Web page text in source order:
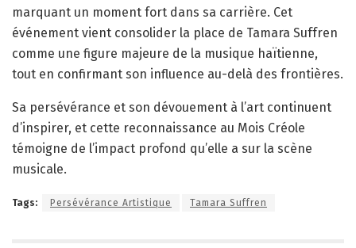
marquant un moment fort dans sa carrière. Cet
événement vient consolider la place de Tamara Suffren
comme une figure majeure de la musique haïtienne,
tout en confirmant son influence au-delà des frontières.
Sa persévérance et son dévouement à l’art continuent
d’inspirer, et cette reconnaissance au Mois Créole
témoigne de l’impact profond qu’elle a sur la scène
musicale.
Tags: Persévérance Artistique Tamara Suffren